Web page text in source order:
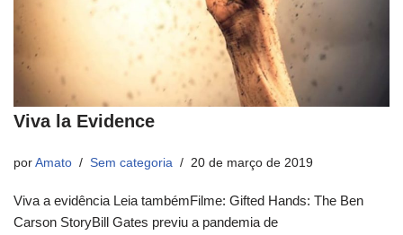
Viva la Evidence
por Amato Sem categoria 20 de março de 2019
Viva a evidência Leia tambémFilme: Gifted Hands: The Ben
Carson StoryBill Gates previu a pandemia de